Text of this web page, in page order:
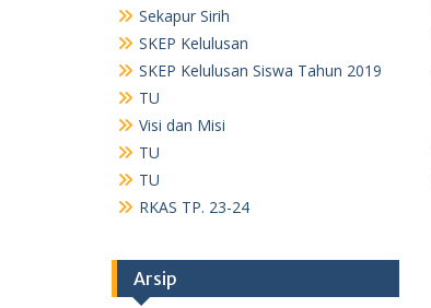
Sekapur Sirih
SKEP Kelulusan
SKEP Kelulusan Siswa Tahun 2019
TU
Visi dan Misi
TU
TU
RKAS TP. 23-24
Arsip